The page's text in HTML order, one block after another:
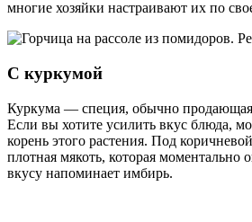
многие хозяйки настраивают их по
С куркумой
Куркума — специя, обычно
Если вы хотите усилить вкус блюда,
корень этого растения. Под
плотная мякоть, которая моментально
вкусу напоминает имбирь.